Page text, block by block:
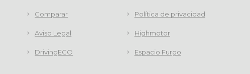
Comparar Política de privacidad
Aviso Legal Highmotor
DrivingECO Espacio Furgo